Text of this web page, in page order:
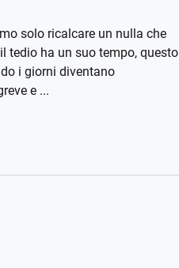
solo ricalcare un nulla che
tedio ha un suo tempo, questo
i giorni diventano
e ...